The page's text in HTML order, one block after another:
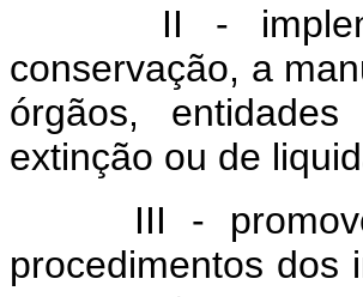
II -
conservação, a
órgãos,
extinção ou de
III - promover
procedimentos dos